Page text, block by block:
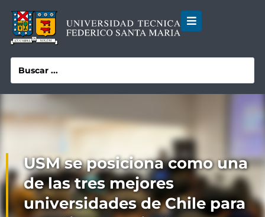
USM se posiciona como una
de las tres mejores
universidades de Chile para